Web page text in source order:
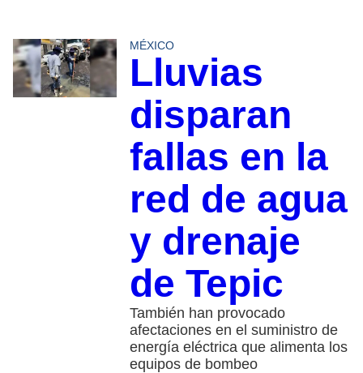
MÉXICO
Lluvias
disparan
fallas en la
red de agua
y drenaje
de Tepic
También han provocado
afectaciones en el suministro de
energía eléctrica que alimenta los
equipos de bombeo